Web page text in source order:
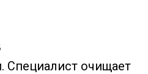
Специалист очищает